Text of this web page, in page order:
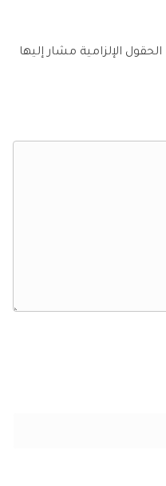
الحقول الإلزامية مشار إليها